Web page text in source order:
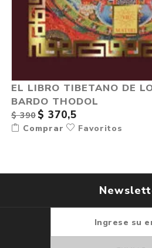
EL LIBRO TIBETANO DE
BARDO THODOL
$ 390 $ 370,5
Comprar Favoritos